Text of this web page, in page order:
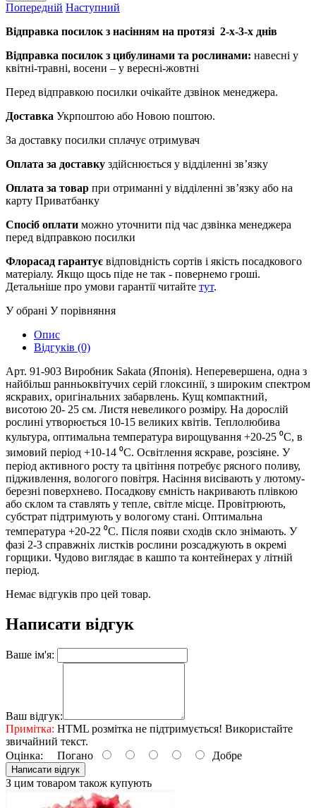
Попередній Наступний
Відправка посилок з насінням на протязі 2-х-3-х днів
Відправка посилок з цибулинами та рослинами: навесні у
квітні-травні, восени – у вересні-жовтні
Перед відправкою посилки очікайте дзвінок менеджера.
Доставка Укрпоштою або Новою поштою.
За доставку посилки сплачує отримувач
Оплата за доставку здійснюється у відділенні зв’язку
Оплата за товар при отриманні у відділенні зв’язку або на
карту Приватбанку
Спосіб оплати можно уточнити під час дзвінка менеджера
перед відправкою посилки
Флорасад гарантує відповідність сортів і якість посадкового
матеріалу. Якщо щось піде не так - повернемо гроші.
Детальніше про умови гарантії читайте тут.
У обрані У порівняння
Опис
Відгуків (0)
Арт. 91-903 Виробник Sakata (Японія). Неперевершена, одна з
найбільш ранньоквітучих серій глоксинії, з широким спектром
яскравих, оригінальних забарвлень. Кущ компактний,
висотою 20- 25 см. Листя невеликого розміру. На дорослій
рослині утворюється 10-15 великих квітів. Теплолюбива
культура, оптимальна температура вирощування +20-25 ⁰С, в
зимовий період +10-14 ⁰С. Освітлення яскраве, розсіяне. У
період активного росту та цвітіння потребує рясного поливу,
підживлення, вологого повітря. Насіння висівають у лютому-
березні поверхнево. Посадкову ємність накривають плівкою
або склом та ставлять у тепле, світле місце. Провітрюють,
субстрат підтримують у вологому стані. Оптимальна
температура +20-22 ⁰С. Після появи сходів скло знімають. У
фазі 2-3 справжніх листків рослини розсаджують в окремі
горщики. Чудово виглядає в кашпо та контейнерах у літній
період.
Немає відгуків про цей товар.
Написати відгук
Ваше ім'я:
Ваш відгук:
Примітка: HTML розмітка не підтримується! Використайте
звичайний текст.
Оцінка: Погано Добре
Написати відгук
З цим товаром також купують